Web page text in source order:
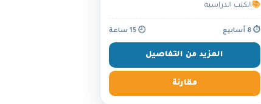
📚الكتب الدراسية
⏱ 8 أسابيع 🕘 15 ساعة
المزيد من التفاصيل
مقارنة